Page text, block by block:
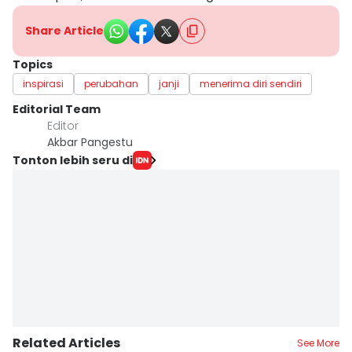
Share Article
Topics
inspirasi perubahan janji menerima diri sendiri
Editorial Team
Editor
Akbar Pangestu
Tonton lebih seru di
Related Articles See More